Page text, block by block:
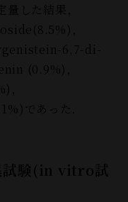
した結果，
，
6,7-di-
(0.9%)，
であった．
試験(in vitro試